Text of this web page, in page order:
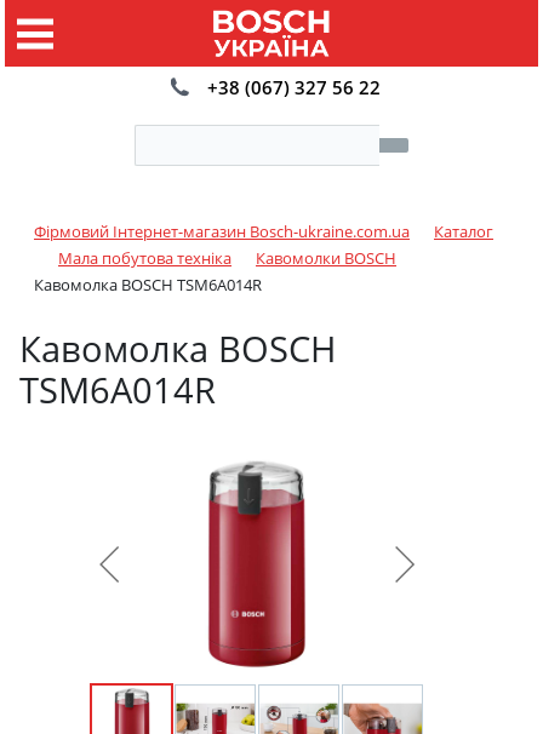
+38 (067) 327 56 22
Фірмовий Інтернет-магазин Bosch-ukraine.com.ua
Каталог
Мала побутова техніка
Кавомолки BOSCH
Кавомолка BOSCH TSM6A014R
Кавомолка BOSCH
TSM6A014R